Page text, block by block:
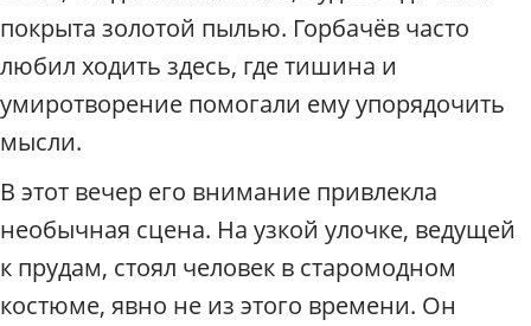
.
Г
д
М
о
с
к
в
покрыта золотой пылью. Горбачёв часто
любил ходить здесь, где тишина и
умиротворение помогали ему упорядочить
мысли.
В этот вечер его внимание привлекла
необычная сцена. На узкой улочке, ведущей
к прудам, стоял человек в старомодном
костюме, явно не из этого времени. Он